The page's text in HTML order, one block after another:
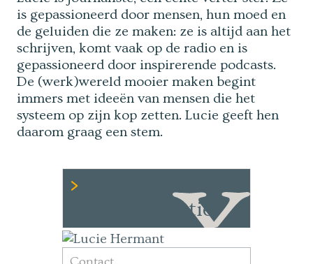
is gepassioneerd door mensen, hun moed en
de geluiden die ze maken: ze is altijd aan het
schrijven, komt vaak op de radio en is
gepassioneerd door inspirerende podcasts.
De (werk)wereld mooier maken begint
immers met ideeën van mensen die het
systeem op zijn kop zetten. Lucie geeft hen
daarom graag een stem.
Auteur
informatie